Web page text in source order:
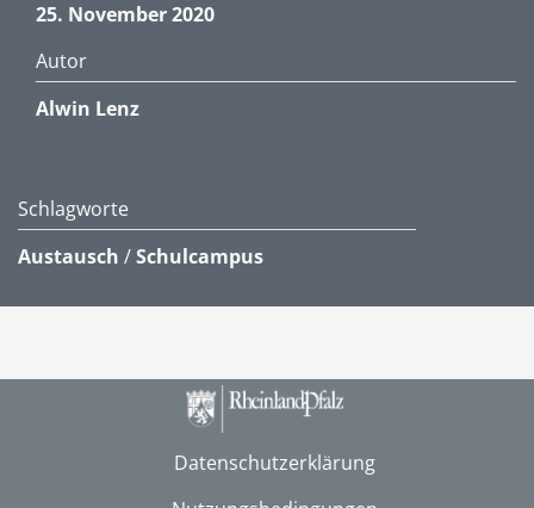
25. November 2020
Autor
Alwin Lenz
Schlagworte
Austausch /Schulcampus
Datenschutzerklärung